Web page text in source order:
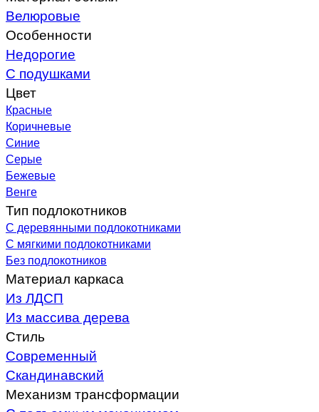
Велюровые
Особенности
Недорогие
С подушками
Цвет
Красные
Коричневые
Синие
Серые
Бежевые
Венге
Тип подлокотников
С деревянными подлокотниками
С мягкими подлокотниками
Без подлокотников
Материал каркаса
Из ЛДСП
Из массива дерева
Стиль
Современный
Скандинавский
Механизм трансформации